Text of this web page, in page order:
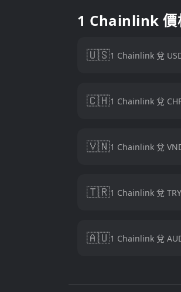
1 Chainlink 價
🇺🇸1 Chainlink 兌
🇨🇭1 Chainlink 兌
🇻🇳1 Chainlink 兌
🇹🇷1 Chainlink 兌 TRY
🇦🇺1 Chainlink 兌